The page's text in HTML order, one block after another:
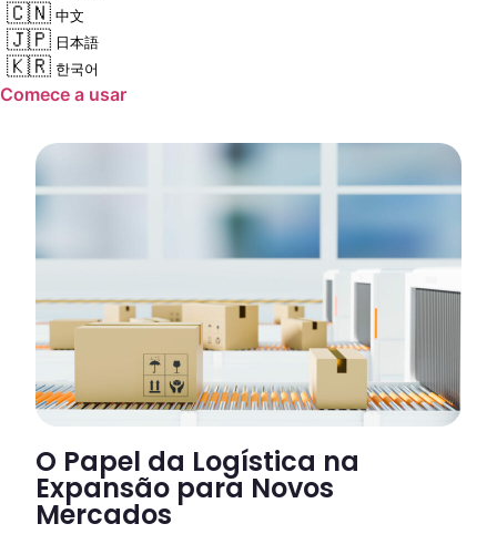
🇨🇳 中文
🇯🇵 日本語
🇰🇷 한국어
Comece a usar
O Papel da Logística na
Expansão para Novos
Mercados